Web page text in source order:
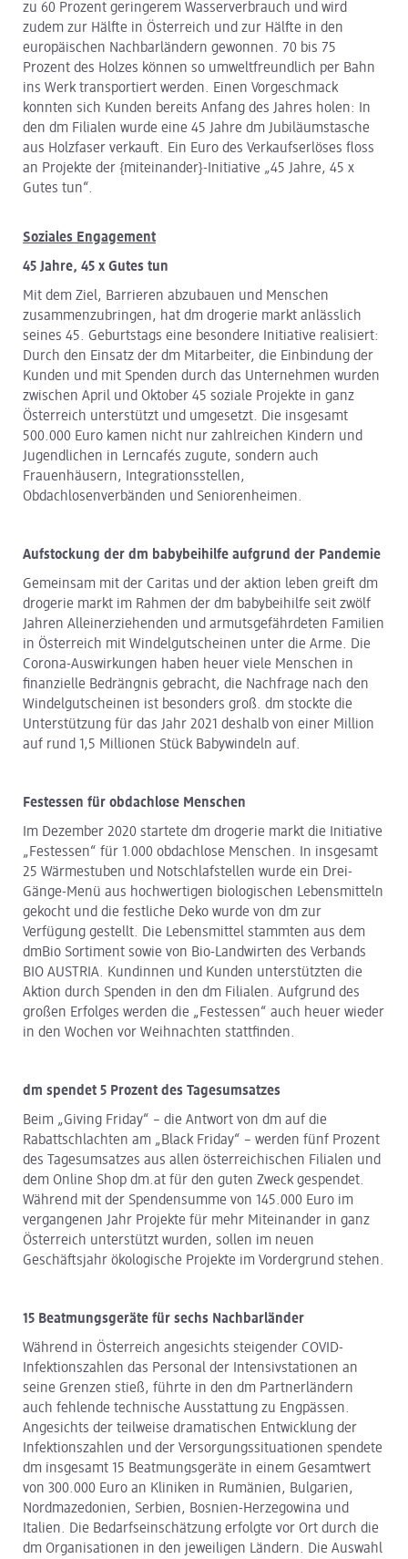
zu 60 Prozent geringerem Wasserverbrauch und wird
zudem zur Hälfte in Österreich und zur Hälfte in den
europäischen Nachbarländern gewonnen. 70 bis 75
Prozent des Holzes können so umweltfreundlich per Bahn
ins Werk transportiert werden. Einen Vorgeschmack
konnten sich Kunden bereits Anfang des Jahres holen: In
den dm Filialen wurde eine 45 Jahre dm Jubiläumstasche
aus Holzfaser verkauft. Ein Euro des Verkaufserlöses floss
an Projekte der {miteinander}-Initiative „45 Jahre, 45 x
Gutes tun“.
Soziales Engagement
45 Jahre, 45 x Gutes tun
Mit dem Ziel, Barrieren abzubauen und Menschen
zusammenzubringen, hat dm drogerie markt anlässlich
seines 45. Geburtstags eine besondere Initiative realisiert:
Durch den Einsatz der dm Mitarbeiter, die Einbindung der
Kunden und mit Spenden durch das Unternehmen wurden
zwischen April und Oktober 45 soziale Projekte in ganz
Österreich unterstützt und umgesetzt. Die insgesamt
500.000 Euro kamen nicht nur zahlreichen Kindern und
Jugendlichen in Lerncafés zugute, sondern auch
Frauenhäusern, Integrationsstellen,
Obdachlosenverbänden und Seniorenheimen.
Aufstockung der dm babybeihilfe aufgrund der Pandemie
Gemeinsam mit der Caritas und der aktion leben greift dm
drogerie markt im Rahmen der dm babybeihilfe seit zwölf
Jahren Alleinerziehenden und armutsgefährdeten Familien
in Österreich mit Windelgutscheinen unter die Arme. Die
Corona-Auswirkungen haben heuer viele Menschen in
finanzielle Bedrängnis gebracht, die Nachfrage nach den
Windelgutscheinen ist besonders groß. dm stockte die
Unterstützung für das Jahr 2021 deshalb von einer Million
auf rund 1,5 Millionen Stück Babywindeln auf.
Festessen für obdachlose Menschen
Im Dezember 2020 startete dm drogerie markt die Initiative
„Festessen“ für 1.000 obdachlose Menschen. In insgesamt
25 Wärmestuben und Notschlafstellen wurde ein Drei-
Gänge-Menü aus hochwertigen biologischen Lebensmitteln
gekocht und die festliche Deko wurde von dm zur
Verfügung gestellt. Die Lebensmittel stammten aus dem
dmBio Sortiment sowie von Bio-Landwirten des Verbands
BIO AUSTRIA. Kundinnen und Kunden unterstützten die
Aktion durch Spenden in den dm Filialen. Aufgrund des
großen Erfolges werden die „Festessen“ auch heuer wieder
in den Wochen vor Weihnachten stattfinden.
dm spendet 5 Prozent des Tagesumsatzes
Beim „Giving Friday“ – die Antwort von dm auf die
Rabattschlachten am „Black Friday“ – werden fünf Prozent
des Tagesumsatzes aus allen österreichischen Filialen und
dem Online Shop dm.at für den guten Zweck gespendet.
Während mit der Spendensumme von 145.000 Euro im
vergangenen Jahr Projekte für mehr Miteinander in ganz
Österreich unterstützt wurden, sollen im neuen
Geschäftsjahr ökologische Projekte im Vordergrund stehen.
15 Beatmungsgeräte für sechs Nachbarländer
Während in Österreich angesichts steigender COVID-
Infektionszahlen das Personal der Intensivstationen an
seine Grenzen stieß, führte in den dm Partnerländern
auch fehlende technische Ausstattung zu Engpässen.
Angesichts der teilweise dramatischen Entwicklung der
Infektionszahlen und der Versorgungssituationen spendete
dm insgesamt 15 Beatmungsgeräte in einem Gesamtwert
von 300.000 Euro an Kliniken in Rumänien, Bulgarien,
Nordmazedonien, Serbien, Bosnien-Herzegowina und
Italien. Die Bedarfseinschätzung erfolgte vor Ort durch die
dm Organisationen in den jeweiligen Ländern. Die Auswahl